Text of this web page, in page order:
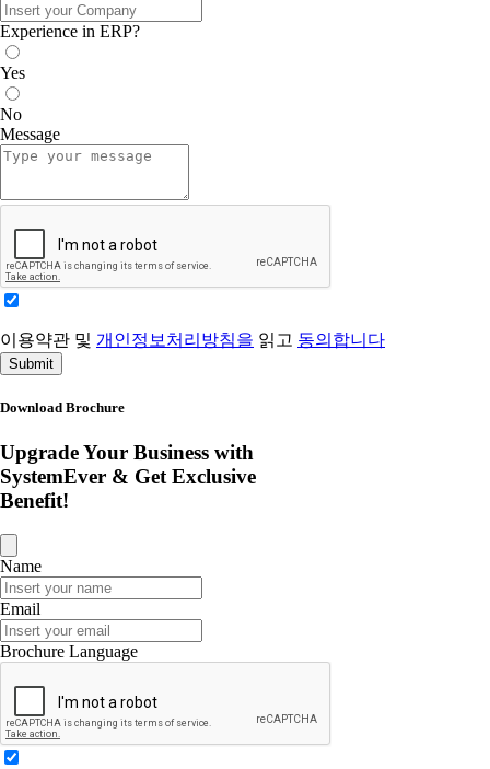
Experience in ERP?
Yes
No
Message
이용약관 및 개인정보처리방침을 읽고 동의합니다
Submit
Download Brochure
Upgrade Your Business with
SystemEver & Get Exclusive
Benefit!
Name
Email
Brochure Language